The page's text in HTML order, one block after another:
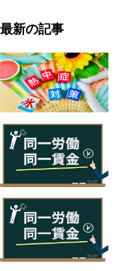
最新の記事